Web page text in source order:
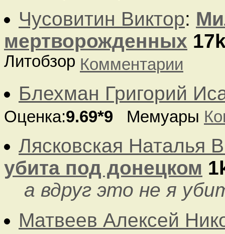
Чусовитин Виктор:
мертворожденных
Литобзор Комментарии
Блехман Григорий
Оценка:9.69*9 Мемуары
Лясковская Наталья
убита под донецком
а вдруг это не я
Матвеев Алексей